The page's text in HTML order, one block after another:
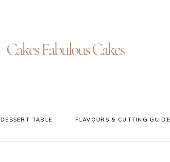
DESSERT TABLE FLAVOURS & CUTTING GUIDE